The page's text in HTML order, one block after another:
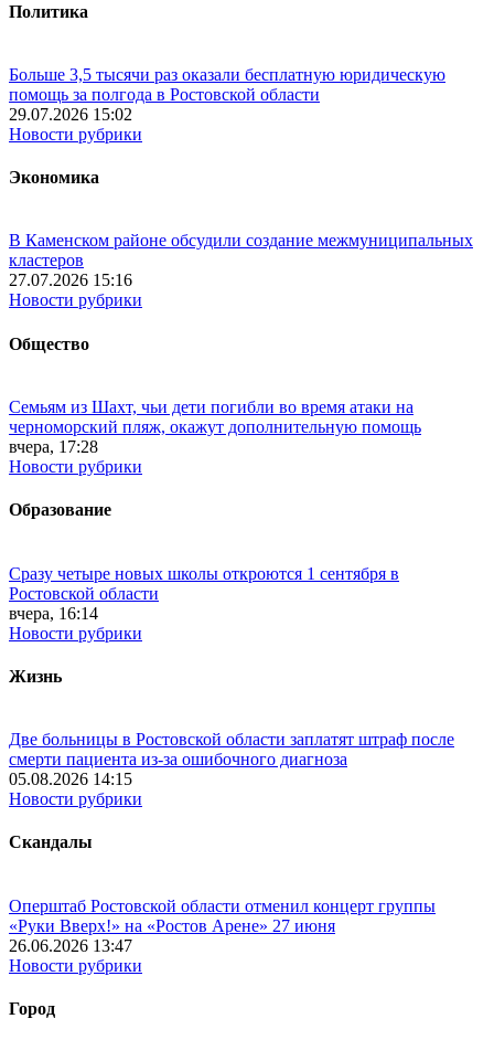
Политика
Больше 3,5 тысячи раз оказали бесплатную юридическую
помощь за полгода в Ростовской области
29.07.2026 15:02
Новости рубрики
Экономика
В Каменском районе обсудили создание межмуниципальных
кластеров
27.07.2026 15:16
Новости рубрики
Общество
Семьям из Шахт, чьи дети погибли во время атаки на
черноморский пляж, окажут дополнительную помощь
вчера, 17:28
Новости рубрики
Образование
Сразу четыре новых школы откроются 1 сентября в
Ростовской области
вчера, 16:14
Новости рубрики
Жизнь
Две больницы в Ростовской области заплатят штраф после
смерти пациента из-за ошибочного диагноза
05.08.2026 14:15
Новости рубрики
Скандалы
Оперштаб Ростовской области отменил концерт группы
«Руки Вверх!» на «Ростов Арене» 27 июня
26.06.2026 13:47
Новости рубрики
Город